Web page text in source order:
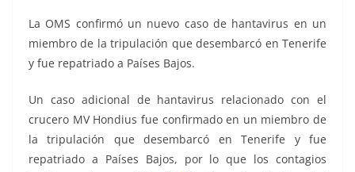
La OMS confirmó un nuevo caso de hantavirus en un
miembro de la tripulación que desembarcó en Tenerife
y fue repatriado a Países Bajos.
Un caso adicional de hantavirus relacionado con el
crucero MV Hondius fue confirmado en un miembro de
la tripulación que desembarcó en Tenerife y fue
repatriado a Países Bajos, por lo que los contagios